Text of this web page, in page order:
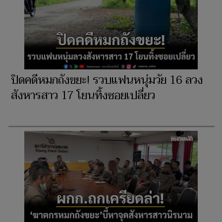
ปิดคดีหมกถังขยะ! รวบแฟนหนุ่มวัย 16 ลวง
สังหารสาว 17 โยนทิ้งซอยเปลี่ยว